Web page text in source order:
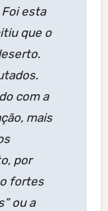
esta
que o
com a
mais
por
fortes
ou a